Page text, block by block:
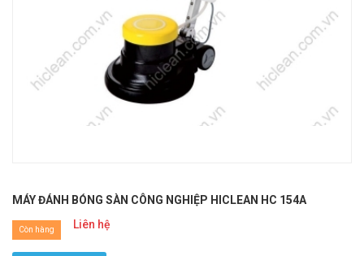
MÁY ĐÁNH BÓNG SÀN CÔNG NGHIỆP HICLEAN HC 154A
Liên hệ
Còn hàng